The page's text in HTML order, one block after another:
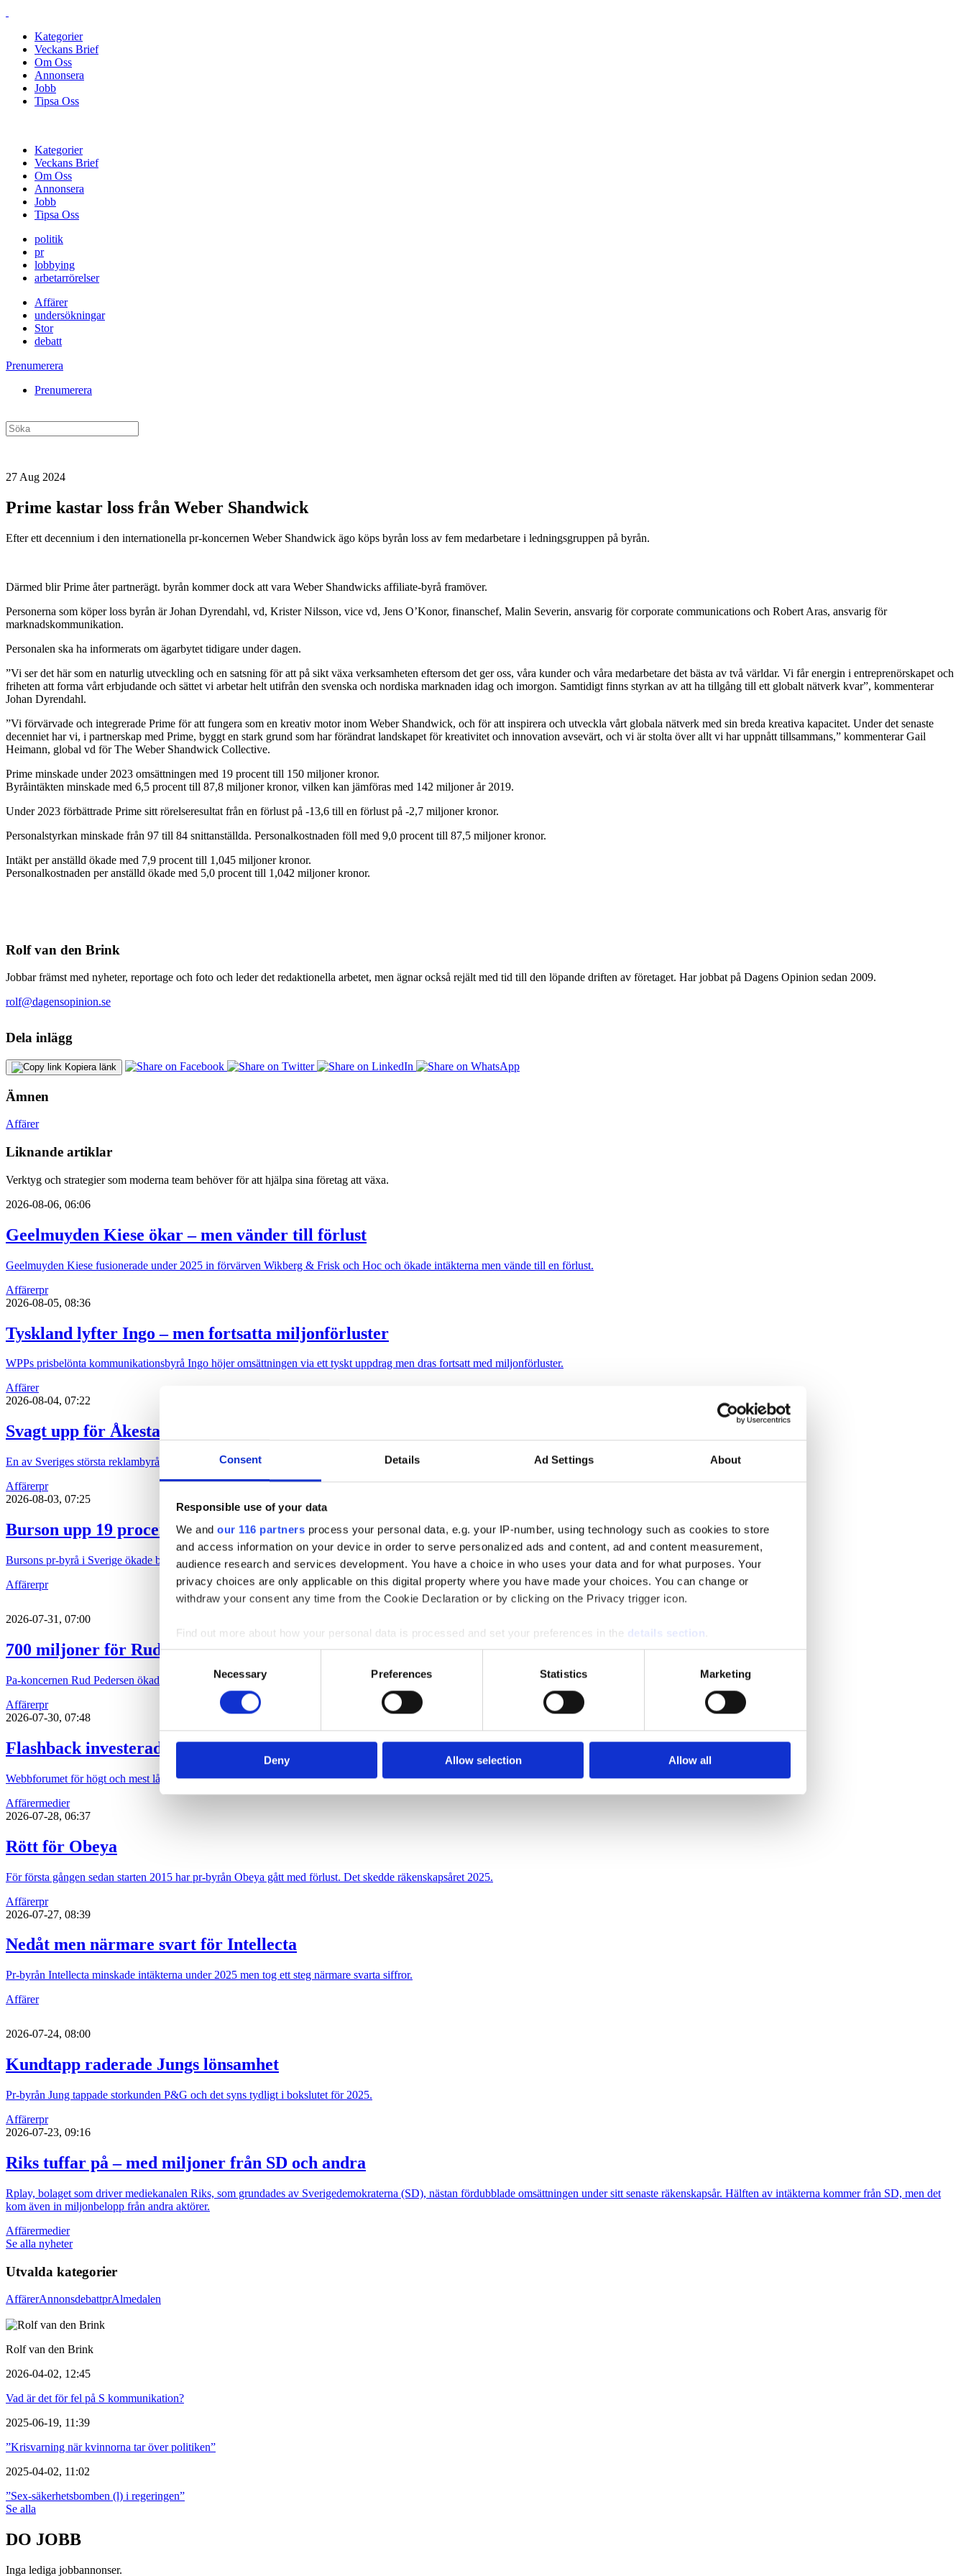
Consent Details Ad Settings About
Responsible use of your data
We and our 116 partners process your personal data, e.g. your IP-number, using technology such as cookies to store
and access information on your device in order to serve personalized ads and content, ad and content measurement,
audience research and services development. You have a choice in who uses your data and for what purposes. Your
privacy choices are only applicable on this digital property where you have made your choices. You can change or
withdraw your consent any time from the Cookie Declaration or by clicking on the Privacy trigger icon.
Find out more about how your personal data is processed and set your preferences in the details section
We use cookies to personalise content and ads, to provide social media features and to analyse our traffic. We also share
information about your use of our site with our social media, advertising and analytics partners who may combine it with
other information that you’ve provided to them or that they’ve collected from your use of their services.
Consent
Necessary Preferences Statistics Marketing
Deny Allow selection Allow all
Kategorier
Veckans Brief
Om Oss
Annonsera
Jobb
Tipsa Oss
Kategorier
Veckans Brief
Om Oss
Annonsera
Jobb
Tipsa Oss
politik
pr
lobbying
arbetarrörelser
Affärer
undersökningar
Stor
debatt
Prenumerera
Prenumerera
27 Aug 2024
Prime kastar loss från Weber Shandwick
Efter ett decennium i den internationella pr-koncernen Weber Shandwick ägo köps byrån loss av fem medarbetare i ledningsgruppen på byrån.
Därmed blir Prime åter partnerägt. byrån kommer dock att vara Weber Shandwicks affiliate-byrå framöver.
Personerna som köper loss byrån är Johan Dyrendahl, vd, Krister Nilsson, vice vd, Jens O’Konor, finanschef, Malin Severin, ansvarig för corporate communications och Robert Aras, ansvarig för
marknadskommunikation.
Personalen ska ha informerats om ägarbytet tidigare under dagen.
”Vi ser det här som en naturlig utveckling och en satsning för att på sikt växa verksamheten eftersom det ger oss, våra kunder och våra medarbetare det bästa av två världar. Vi får energin i entreprenörskapet och
friheten att forma vårt erbjudande och sättet vi arbetar helt utifrån den svenska och nordiska marknaden idag och imorgon. Samtidigt finns styrkan av att ha tillgång till ett globalt nätverk kvar”, kommenterar
Johan Dyrendahl.
”Vi förvärvade och integrerade Prime för att fungera som en kreativ motor inom Weber Shandwick, och för att inspirera och utveckla vårt globala nätverk med sin breda kreativa kapacitet. Under det senaste
decenniet har vi, i partnerskap med Prime, byggt en stark grund som har förändrat landskapet för kreativitet och innovation avsevärt, och vi är stolta över allt vi har uppnått tillsammans,” kommenterar Gail
Heimann, global vd för The Weber Shandwick Collective.
Prime minskade under 2023 omsättningen med 19 procent till 150 miljoner kronor.
Byråintäkten minskade med 6,5 procent till 87,8 miljoner kronor, vilken kan jämföras med 142 miljoner år 2019.
Under 2023 förbättrade Prime sitt rörelseresultat från en förlust på -13,6 till en förlust på -2,7 miljoner kronor.
Personalstyrkan minskade från 97 till 84 snittanställda. Personalkostnaden föll med 9,0 procent till 87,5 miljoner kronor.
Intäkt per anställd ökade med 7,9 procent till 1,045 miljoner kronor.
Personalkostnaden per anställd ökade med 5,0 procent till 1,042 miljoner kronor.
Rolf van den Brink
Jobbar främst med nyheter, reportage och foto och leder det redaktionella arbetet, men ägnar också rejält med tid till den löpande driften av företaget. Har jobbat på Dagens Opinion sedan 2009.
rolf@dagensopinion.se
Dela inlägg
Kopiera länk
Ämnen
Affärer
Liknande artiklar
Verktyg och strategier som moderna team behöver för att hjälpa sina företag att växa.
2026-08-06, 06:06
Geelmuyden Kiese ökar – men vänder till förlust
Geelmuyden Kiese fusionerade under 2025 in förvärven Wikberg & Frisk och Hoc och ökade intäkterna men vände till en förlust.
Affärerpr
2026-08-05, 08:36
Tyskland lyfter Ingo – men fortsatta miljonförluster
WPPs prisbelönta kommunikationsbyrå Ingo höjer omsättningen via ett tyskt uppdrag men dras fortsatt med miljonförluster.
Affärer
2026-08-04, 07:22
Svagt upp för Åkestam Holst
En av Sveriges största reklambyråer åstadkom en avsevärd ökning av omsättningen men en marginell ökning av byråintäkten under räkenskapsåret 2025.
Affärerpr
2026-08-03, 07:25
Burson upp 19 procent
Bursons pr-byrå i Sverige ökade både intäkten och vinsten under 2025.
Affärerpr
2026-07-31, 07:00
700 miljoner för Rud Pedersen
Pa-koncernen Rud Pedersen ökade under 2025 både intäkten och lönsamheten och passerade 700 miljoner kronor i omsättning.
Affärerpr
2026-07-30, 07:48
Flashback investerade bort vinsten
Webbforumet för högt och mest lågt, Flashback, ökade omsättningen men tappade i lönsamhet under 2025.
Affärermedier
2026-07-28, 06:37
Rött för Obeya
För första gången sedan starten 2015 har pr-byrån Obeya gått med förlust. Det skedde räkenskapsåret 2025.
Affärerpr
2026-07-27, 08:39
Nedåt men närmare svart för Intellecta
Pr-byrån Intellecta minskade intäkterna under 2025 men tog ett steg närmare svarta siffror.
Affärer
2026-07-24, 08:00
Kundtapp raderade Jungs lönsamhet
Pr-byrån Jung tappade storkunden P&G och det syns tydligt i bokslutet för 2025.
Affärerpr
2026-07-23, 09:16
Riks tuffar på – med miljoner från SD och andra
Rplay, bolaget som driver mediekanalen Riks, som grundades av Sverigedemokraterna (SD), nästan fördubblade omsättningen under sitt senaste räkenskapsår. Hälften av intäkterna kommer från SD, men det
kom även in miljonbelopp från andra aktörer.
Affärermedier
Se alla nyheter
Utvalda kategorier
AffärerAnnonsdebattprAlmedalen
Rolf van den Brink
2026-04-02, 12:45
Vad är det för fel på S kommunikation?
2025-06-19, 11:39
”Krisvarning när kvinnorna tar över politiken”
2025-04-02, 11:02
”Sex-säkerhetsbomben (l) i regeringen”
Se alla
DO JOBB
Inga lediga jobbannonser.